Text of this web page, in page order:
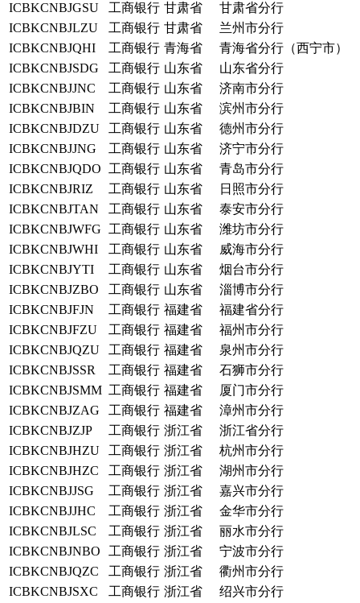
ICBKCNBJGSU 工商银行 甘肃省
甘肃省分行
ICBKCNBJLZU
工商银行 甘肃省
兰州市分行
ICBKCNBJQHI
工商银行 青海省
青海省分行（西宁市）
ICBKCNBJSDG
工商银行 山东省
山东省分行
ICBKCNBJJNC
工商银行 山东省
济南市分行
ICBKCNBJBIN
工商银行 山东省
滨州市分行
ICBKCNBJDZU
工商银行 山东省
德州市分行
ICBKCNBJJNG
工商银行 山东省
济宁市分行
ICBKCNBJQDO
工商银行 山东省
青岛市分行
ICBKCNBJRIZ
工商银行 山东省
日照市分行
ICBKCNBJTAN
工商银行 山东省
泰安市分行
ICBKCNBJWFG
工商银行 山东省
潍坊市分行
ICBKCNBJWHI
工商银行 山东省
威海市分行
ICBKCNBJYTI
工商银行 山东省
烟台市分行
ICBKCNBJZBO
工商银行 山东省
淄博市分行
ICBKCNBJFJN
工商银行 福建省
福建省分行
ICBKCNBJFZU
工商银行 福建省
福州市分行
ICBKCNBJQZU
工商银行 福建省
泉州市分行
ICBKCNBJSSR
工商银行 福建省
石狮市分行
ICBKCNBJSMM 工商银行 福建省
厦门市分行
ICBKCNBJZAG
工商银行 福建省
漳州市分行
ICBKCNBJZJP
工商银行 浙江省
浙江省分行
ICBKCNBJHZU
工商银行 浙江省
杭州市分行
ICBKCNBJHZC
工商银行 浙江省
湖州市分行
ICBKCNBJJSG
工商银行 浙江省
嘉兴市分行
ICBKCNBJJHC
工商银行 浙江省
金华市分行
ICBKCNBJLSC
工商银行 浙江省
丽水市分行
ICBKCNBJNBO
工商银行 浙江省
宁波市分行
ICBKCNBJQZC
工商银行 浙江省
衢州市分行
ICBKCNBJSXC
工商银行 浙江省
绍兴市分行